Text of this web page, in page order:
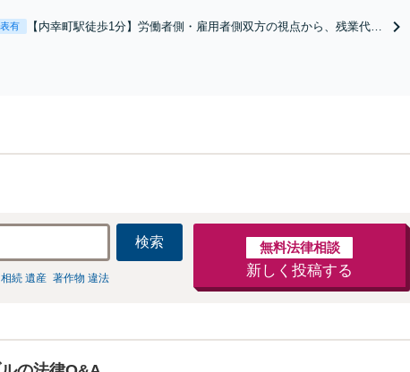
能。ビジネスの安定と発展をバックアップいたします。
有
【内幸町駅徒歩1分】労働者側・雇用者側双方の視点から、残業代未
検索
相続 遺産 著作物 違法
無料法律相談
新しく投稿する